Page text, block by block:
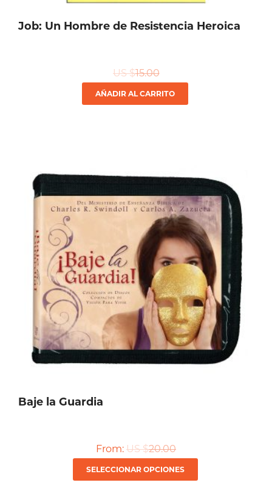
Job: Un Hombre de Resistencia Heroica
US $15.00
AÑADIR AL CARRITO
Baje la Guardia
From: US $20.00
SELECCIONAR OPCIONES